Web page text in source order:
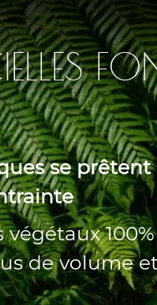
se prêtent
de volume